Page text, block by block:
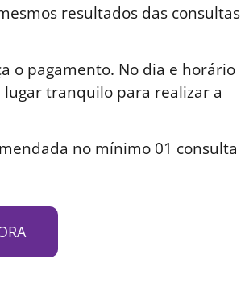
resultados das consultas
o pagamento. No dia e horário
lugar tranquilo para realizar a
no mínimo 01 consulta